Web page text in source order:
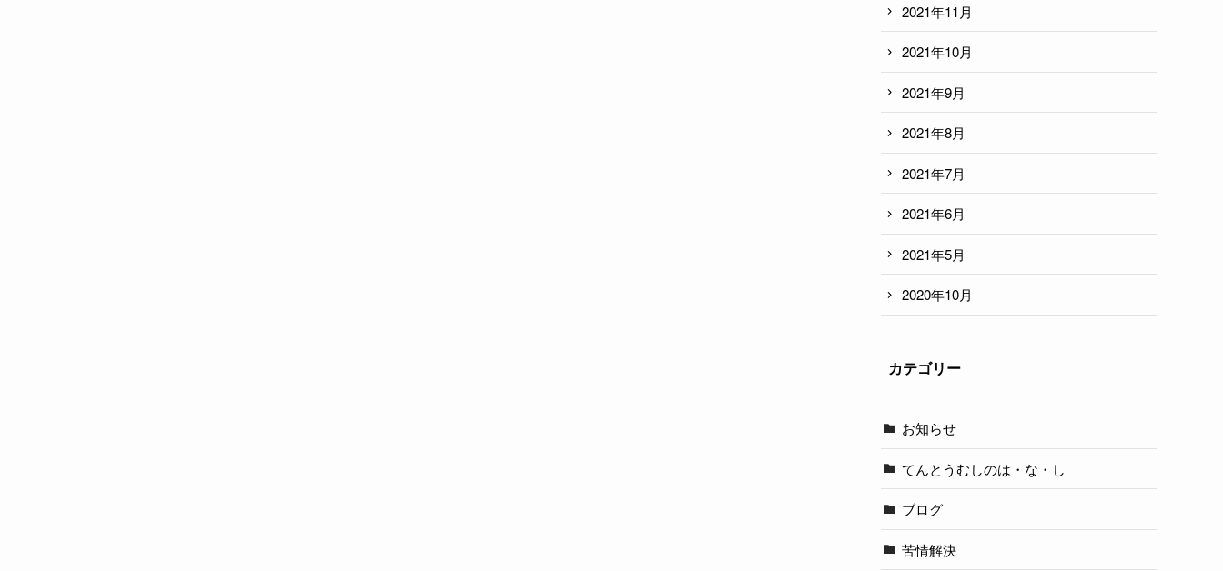
2021年11月
2021年10月
2021年9月
2021年8月
2021年7月
2021年6月
2021年5月
2020年10月
カテゴリー
お知らせ
てんとうむしのは・な・し
ブログ
苦情解決